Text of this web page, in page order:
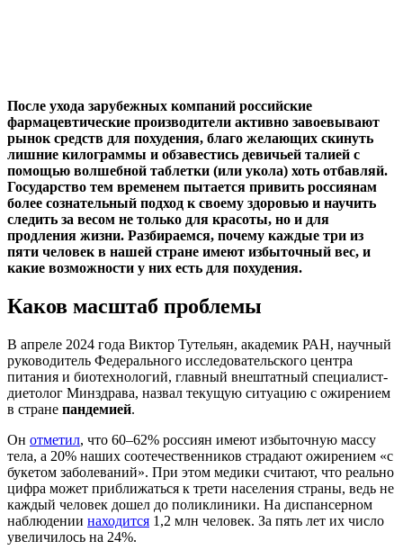
После ухода зарубежных компаний российские
фармацевтические производители активно завоевывают
рынок средств для похудения, благо желающих скинуть
лишние килограммы и обзавестись девичьей талией с
помощью волшебной таблетки (или укола) хоть отбавляй.
Государство тем временем пытается привить россиянам
более сознательный подход к своему здоровью и научить
следить за весом не только для красоты, но и для
продления жизни. Разбираемся, почему каждые три из
пяти человек в нашей стране имеют избыточный вес, и
какие возможности у них есть для похудения.
Каков масштаб проблемы
В апреле 2024 года Виктор Тутельян, академик РАН, научный
руководитель Федерального исследовательского центра
питания и биотехнологий, главный внештатный специалист-
диетолог Минздрава, назвал текущую ситуацию с ожирением
в стране пандемией.
Он отметил, что 60–62% россиян имеют избыточную массу
тела, а 20% наших соотечественников страдают ожирением «с
букетом заболеваний». При этом медики считают, что реально
цифра может приближаться к трети населения страны, ведь не
каждый человек дошел до поликлиники. На диспансерном
наблюдении находится 1,2 млн человек. За пять лет их число
увеличилось на 24%.